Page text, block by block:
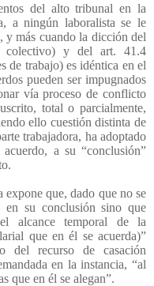
del alto tribunal en la
a ningún laboralista se le
y más cuando la dicción del
colectivo) y del art. 41.4
de trabajo) es idéntica en el
pueden ser impugnados
vía proceso de conflicto
total o parcialmente,
ello cuestión distinta de
trabajadora, ha adoptado
a su “conclusión”
que, dado que no se
su conclusión sino que
alcance temporal de la
que en él se acuerda)”
del recurso de casación
en la instancia, “al
que en él se alegan”.